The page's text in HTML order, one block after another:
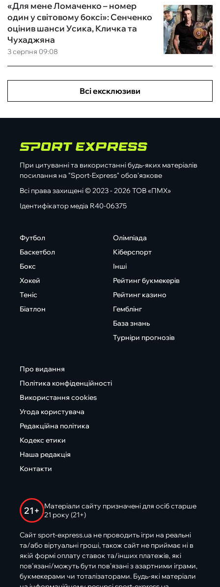
3 серпня 09:08
«Для мене Ломаченко – номер
один у світовому боксі»: Сенченко
оцінив шанси Усика, Кличка та
Чухаджяна
Всі ексклюзиви
При цитуванні та використанні будь-яких матеріалів
посилання на "Sport-Express" обов'язкове
Всі права захищені © 2023 - 2026 ТОВ «ПМХ»
Ідентифікатор медіа R40-06375
Футбол
Баскетбол
Бокс
Хокей
Теніс
Біатлон
Олімпіада
Кіберспорт
Інші
Рейтинг букмекерів
Рейтинг казино
Гемблінг
База знань
Турніри прогнозів
Про видання
Політика конфіденційності
Використання cookies
Угода користувача
Редакційна політика
Кодекс етики
Наша редакція
Контакти
21+
Матеріали сайту призначені для осіб старше
21 року (21+)
Сайт sport-express.ua не проводить ігри на реальні
та/або віртуальні гроші, також сайт не приймає ні в
якій формі оплату ставок та/інших платежів, які
пов’язані/можуть бути пов’язані з азартними іграми,
букмекерами чи тоталізаторами. Будь-які матеріали